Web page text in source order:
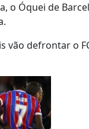
o Óquei de
vão defrontar o